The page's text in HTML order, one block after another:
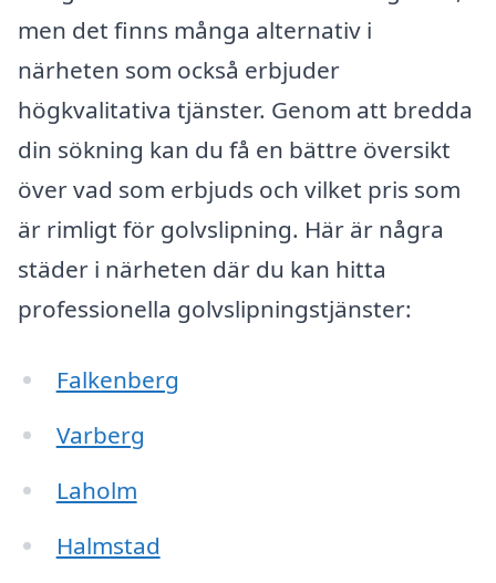
men det finns många alternativ i
närheten som också erbjuder
högkvalitativa tjänster. Genom att bredda
din sökning kan du få en bättre översikt
över vad som erbjuds och vilket pris som
är rimligt för golvslipning. Här är några
städer i närheten där du kan hitta
professionella golvslipningstjänster:
Falkenberg
Varberg
Laholm
Halmstad